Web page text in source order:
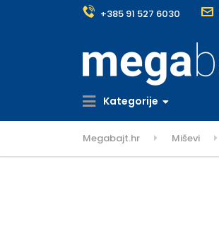
+385 91 527 6030
Kategorije
Megabajt.hr Miševi